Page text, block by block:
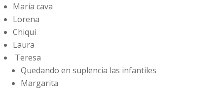
María cava
Lorena
Chiqui
Laura
Teresa
Quedando en suplencia las infantiles
Margarita